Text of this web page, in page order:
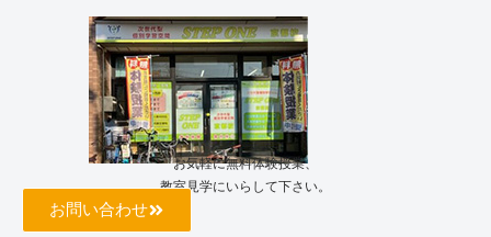
お気軽に無料体験授業、
教室見学にいらして下さい。
お問い合わせ